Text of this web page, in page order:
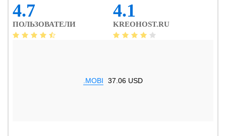
4.7
ПОЛЬЗОВАТЕЛИ
4.1
KREOHOST.RU
.MOBI 37.06 USD